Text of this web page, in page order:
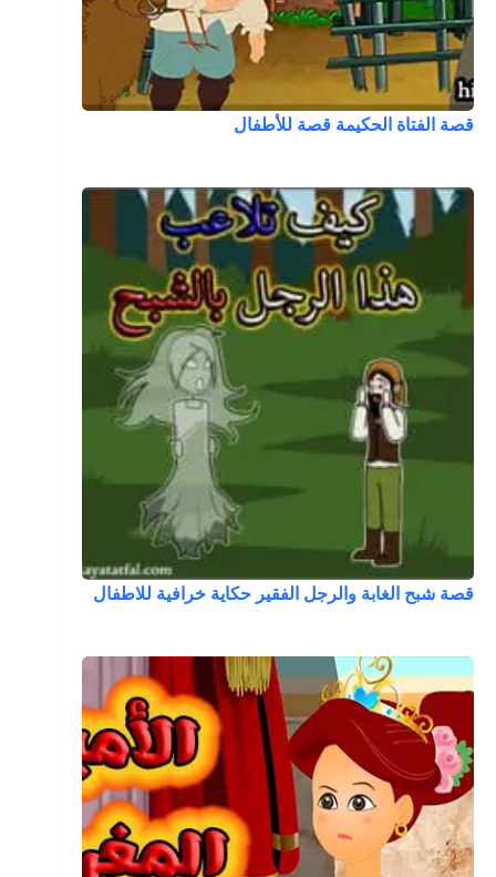
قصة الفتاة الحكيمة قصة للأطفال
قصة شبح الغابة والرجل الفقير حكاية خرافية للاطفال